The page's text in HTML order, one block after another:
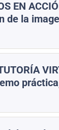
EN
de la